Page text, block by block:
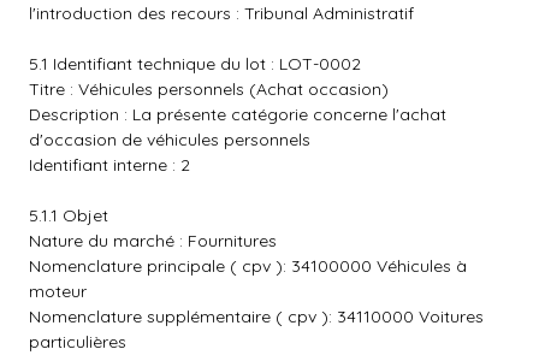
l'introduction des recours : Tribunal Administratif
5.1 Identifiant technique du lot : LOT-0002
Titre : Véhicules personnels (Achat occasion)
Description : La présente catégorie concerne l'achat
d'occasion de véhicules personnels
Identifiant interne : 2
5.1.1 Objet
Nature du marché : Fournitures
Nomenclature principale ( cpv ): 34100000 Véhicules à
moteur
Nomenclature supplémentaire ( cpv ): 34110000 Voitures
particulières